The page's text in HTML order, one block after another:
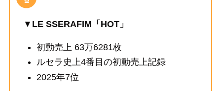
▼ LE SSERAFIM「HOT」
初動売上 63万6281枚
ルセラ史上4番目の初動売上記録
2025年7位